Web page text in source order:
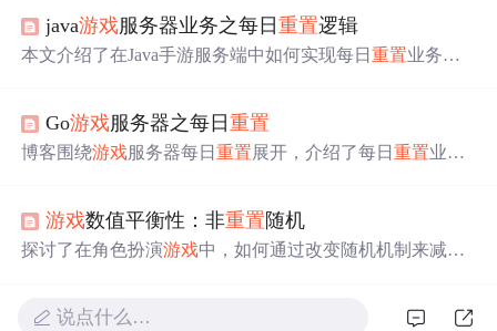
动调整各个属性的繁琐过程。
java游戏服务器业务之每日重置逻辑
本文介绍了在Java手游服务端中如何实现每日重置业务，
公共业务的示例。
Go游戏服务器之每日重置
博客围绕游戏服务器每日重置展开，介绍了每日重置业务
方法，以及Java和Go版本的玩家数据在线、离线
现思路。
游戏数值平衡性：非重置随机
探讨了在角色扮演游戏中，如何通过改变随机机制来减少
说点什么…